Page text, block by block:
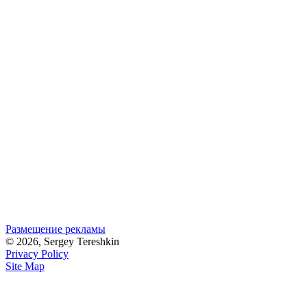
Размещение рекламы
© 2026, Sergey Tereshkin
Privacy Policy
Site Map